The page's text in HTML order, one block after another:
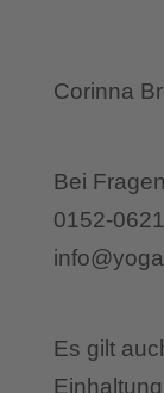
Corinna
Bei
0152-
Es gilt